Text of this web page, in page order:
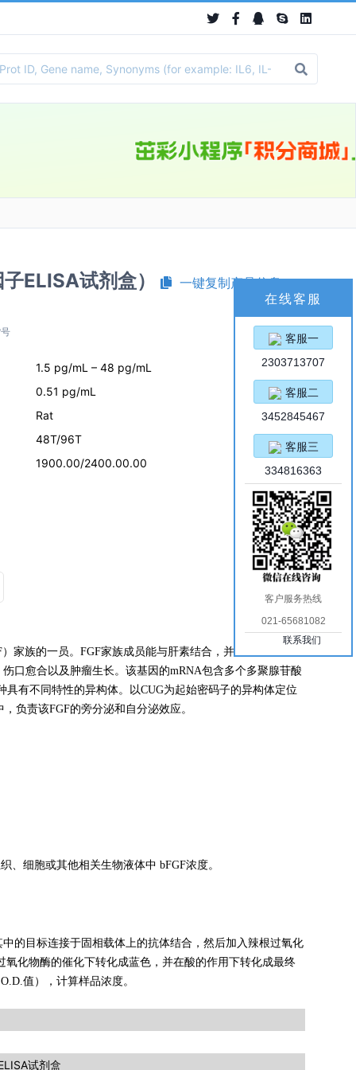
ELISA试剂盒） 一键复制产品信息
1.5 pg/mL – 48 pg/mL
0.51 pg/mL
Rat
48T/96T
1900.00/2400.00.00
家族的一员。FGF家族成员能与肝素结合，并具有广泛的促
口愈合以及肿瘤生长。该基因的mRNA包含多个多聚腺苷酸
有不同特性的异构体。以CUG为起始密码子的异构体定位
负责该FGF的旁分泌和自分泌效应。
、细胞或其他相关生物液体中 bFGF浓度。
的目标连接于固相载体上的抗体结合，然后加入辣根过氧化
化物酶的催化下转化成蓝色，并在酸的作用下转化成最终
值），计算样品浓度。
试剂盒
在线客服
客服一
2303713707
客服二
3452845467
客服三
334816363
客户服务热线
021-65681082
联系我们